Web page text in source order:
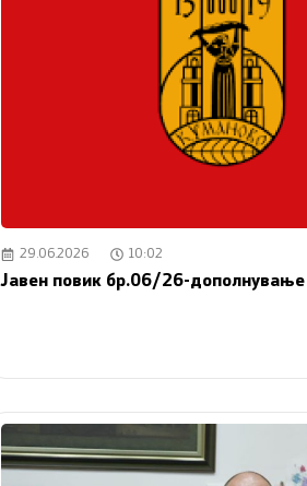
29.06.2026 10:02
Јавен повик бр.06/26-дополнување